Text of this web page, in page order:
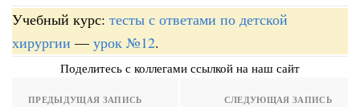
Учебный курс: тесты с ответами по детской
хирургии — урок №12.
Поделитесь с коллегами ссылкой на наш сайт
ПРЕДЫДУЩАЯ ЗАПИСЬ СЛЕДУЮЩАЯ ЗАПИСЬ